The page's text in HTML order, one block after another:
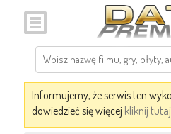
Informujemy, że serwis ten
dowiedzieć się więcej kliknij tutaj